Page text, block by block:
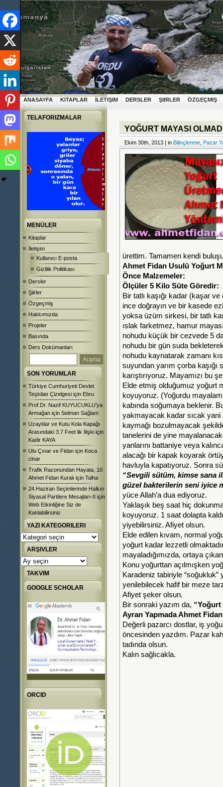
ANASAYFA KITAPLAR İLETIŞIM DERSLER ŞIIRLER ÖZGEÇMIŞ
TELAFORIZMALAR
MENÜLER
Kitaplar
İletişim
Kullanıcı E-posta
Gizlilik Politikası
Dersler
Şiirler
Özgeçmiş
Hakkımızda
Projeler
Basında
Ders Dokümanları
SON YORUMLAR
Türkiye Cumhuriyeti Devlet
Teşkilatı Çizelgesi için Ebru
Prof.Dr. Nazif KUYUCUKLU’ya
Armağan için Selman Sağlam
Uzaylılar ve Kutu Kola Kapağı
Arasındaki 3.7 Feet lik İlişki için
Kadir KAYA
Ulu Çınar ve Fidan için Koca
cinar
Trafik Raconundan Hayata, 10
Ahmet Fidan Kuralı için Talha
24 Haziran Seçimlerinde Halkın
Siyasal Partilere Mesajları-II için
Web Etkinliğine Siz de
Katılabilirsiniz
YAZI KATEGORILERI
Yazı
Kategorileri
ARŞIVLER
Arşivler
TAKVIM
GOOGLE SCHOLAR
ORCID
YOĞURT MAYASI
Ekim 30th, 2013 | in Bilinçlenme Pazar
ürettim. Tamamen kendi
Ahmet Fidan Usulü Yoğurt
Önce Malzemeler:
Ölçüler 5 Kilo Süte Göredir:
Bir tatlı kaşığı kadar (kaşar
ince doğrayın ve bir kasede
yoksa üzüm sirkesi, bir tatlı
ıslak farketmez, hamur
nohudu küçük bir cezvede 5
nohudu bir gün suda
nohudu kaynatarak zamanı
suyundan yarım çorba kaşığı
karıştırıyoruz. Mayamızı bu
Elde etmiş olduğumuz yoğurt
koyuyoruz. (Yoğurdu
kabında soğumaya beklenir.
yakmayacak kadar sıcak yani
kaymağı bozulmayacak
tanelerini de yine
yanlarını battaniye veya
alacağı bir kapak koyarak
havluyla kapatıyoruz. Sonra
“Sevgili sütüm, kimse sana
güzel bakterilerin seni iyice
yüce Allah’a dua ediyoruz.
Yaklaşık beş saat hiç
koyuyoruz. 1 saat dolapta
yiyebilirsiniz. Afiyet olsun.
Elde edilen kıvam, normal
yoğurt kadar lezzetli
mayaladığımızda, ortaya
Konu yoğurttan açılmışken
Karadeniz tabiriyle
yenilebilecek hafif bir meze
Afiyet şeker olsun.
Bir sonraki yazım da, “Yoğurt
Ayran Yapmada Ahmet
Değerli pazarcı dostlar, iş
öncesinden yazdım. Pazar
tadında olsun.
Kalın sağlıcakla.